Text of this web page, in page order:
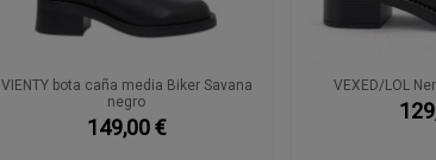
VIENTY bota caña media Biker Savana
negro
149,00 €
VEXED/LOL